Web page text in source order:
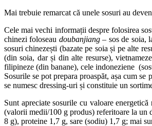
Mai trebuie remarcat că unele sosuri au
Cele mai vechi informații despre folosirea
chinezi foloseau doubanjiang– sos de soia,
sosuri chinezești (bazate pe soia și pe alte
(din soia, dar și din alte resurse),
filipineze (din banane), cele indoneziene
Sosurile se pot prepara proaspăt, așa cum
se numesc dressing-uri și constituie un
Sunt apreciate sosurile cu valoare
(valorii medii/100 g produs) referitoare la un
8 g), proteine 1,7 g, sare (sodiu) 1,7 g; mai